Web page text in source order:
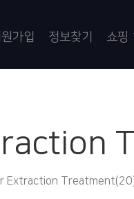
가입 정보찾기 쇼핑
Extraction